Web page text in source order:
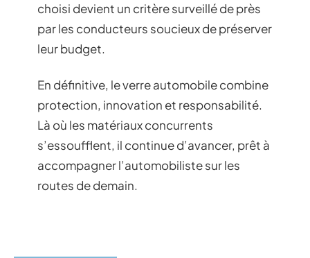
choisi devient un critère surveillé de près
par les conducteurs soucieux de préserver
leur budget.
En définitive, le verre automobile combine
protection, innovation et responsabilité.
Là où les matériaux concurrents
s’essoufflent, il continue d’avancer, prêt à
accompagner l’automobiliste sur les
routes de demain.